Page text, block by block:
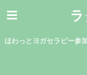
ほわっとヨガセラピー参